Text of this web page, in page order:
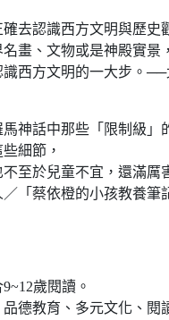
去認識西方文明與歷史
畫、文物或是神殿實景，
識西方文明的一大步。
神話中那些「限制級」
細節，
不至於兒童不宜，還滿厲
「蔡依橙的小孩教養筆
歲閱讀。
德教育、多元文化、閱